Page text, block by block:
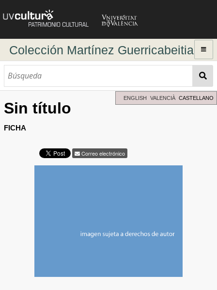
Colección Martínez Guerricabeitia
Explorar
Búsqueda avanzada
Directorio de autores
ENGLISH VALENCIÀ CASTELLANO
Sin título
FICHA
Correo electrónico